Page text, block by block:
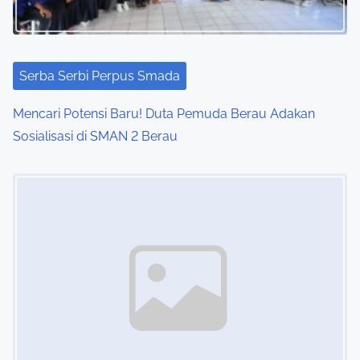
Serba Serbi Perpus Smada
Mencari Potensi Baru! Duta Pemuda Berau Adakan
Sosialisasi di SMAN 2 Berau